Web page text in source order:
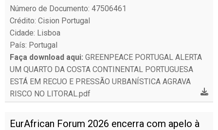
Número de Documento: 47506461
Crédito: Cision Portugal
Cidade: Lisboa
País: Portugal
Faça download aqui: GREENPEACE PORTUGAL ALERTA
UM QUARTO DA COSTA CONTINENTAL PORTUGUESA
ESTÁ EM RECUO E PRESSÃO URBANÍSTICA AGRAVA
RISCO NO LITORAL.pdf
EurAfrican Forum 2026 encerra com apelo à